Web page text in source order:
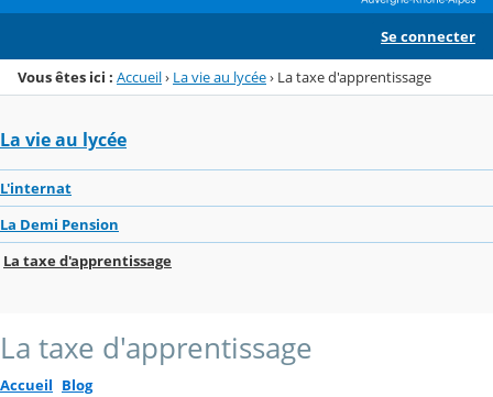
Se connecter
Vous êtes ici : Accueil› La vie au lycée› La taxe d'apprentissage
La vie au lycée
L'internat
La Demi Pension
La taxe d'apprentissage
La taxe d'apprentissage
Accueil Blog